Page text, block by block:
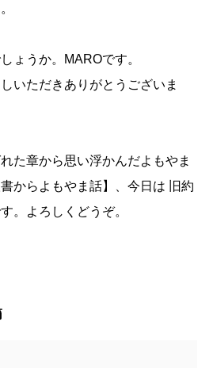
ょうか。MAROです。
いただきありがとうございま
た章から思い浮かんだよもやま
からよもやま話】、今日は 旧約
。よろしくどうぞ。